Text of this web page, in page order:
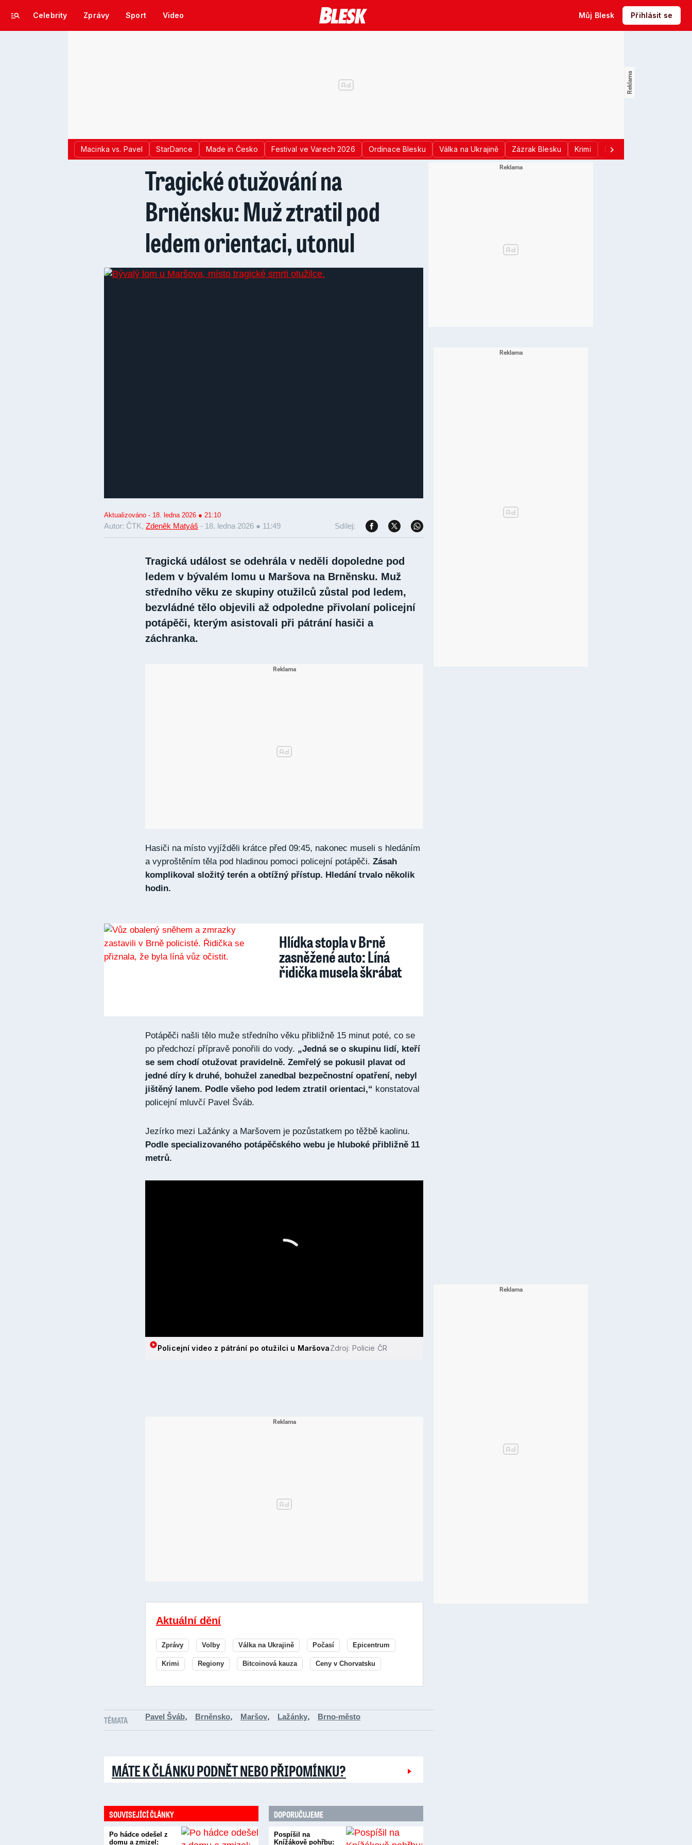
Celebrity Zprávy Sport Video Můj Blesk Přihlásit se
Macinka vs. Pavel StarDance Made in Česko Festival ve Varech 2026 Ordinace Blesku Válka na Ukrajině Zázrak Blesku Krimi Donald Trump
Tragické otužování na
Brněnsku: Muž ztratil pod
ledem orientaci, utonul
Autor: ČTK, Zdeněk Matyáš -
Aktualizováno - 18. ledna 2026 ● 21:10
18. ledna 2026 ● 11:49 Sdílej:
Tragická událost se odehrála v neděli dopoledne pod
ledem v bývalém lomu u Maršova na Brněnsku. Muž
středního věku ze skupiny otužilců zůstal pod ledem,
bezvládné tělo objevili až odpoledne přivolaní policejní
potápěči, kterým asistovali při pátrání hasiči a
záchranka.
Hasiči na místo vyjížděli krátce před 09:45, nakonec museli s hledáním
a vyproštěním těla pod hladinou pomoci policejní potápěči. Zásah
komplikoval složitý terén a obtížný přístup. Hledání trvalo několik
hodin.
Hlídka stopla v Brně
zasněžené auto: Líná
řidička musela škrábat
Potápěči našli tělo muže středního věku přibližně 15 minut poté, co se
po předchozí přípravě ponořili do vody. „Jedná se o skupinu lidí, kteří
se sem chodí otužovat pravidelně. Zemřelý se pokusil plavat od
jedné díry k druhé, bohužel zanedbal bezpečnostní opatření, nebyl
jištěný lanem. Podle všeho pod ledem ztratil orientaci,“ konstatoval
policejní mluvčí Pavel Šváb.
Jezírko mezi Lažánky a Maršovem je pozůstatkem po těžbě kaolinu.
Podle specializovaného potápěčského webu je hluboké přibližně 11
metrů.
Policejní video z pátrání po otužilci u MaršovaZdroj: Policie ČR
Aktuální dění
Zprávy Volby Válka na Ukrajině Počasí Epicentrum
Krimi Regiony Bitcoinová kauza Ceny v Chorvatsku
TÉMATA Pavel Šváb, Brněnsko, Maršov, Lažánky, Brno-město
MÁTE K ČLÁNKU PODNĚT NEBO PŘIPOMÍNKU?
SOUVISEJÍCÍ ČLÁNKY
Po hádce odešel z
domu a zmizel:
DOPORUČUJEME
Pospíšil na
Knížákově pohřbu: